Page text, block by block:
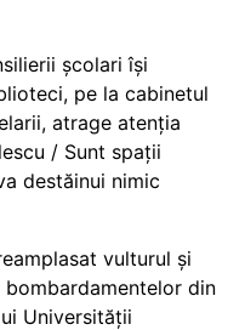
școlari își
pe la cabinetul
atrage atenția
/ Sunt spații
destăinui nimic
vulturul și
din
Universității